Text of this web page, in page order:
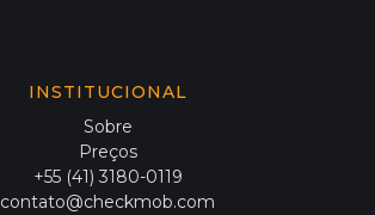
INSTITUCIONAL
Sobre
Preços
+55 (41) 3180-0119
contato@checkmob.com